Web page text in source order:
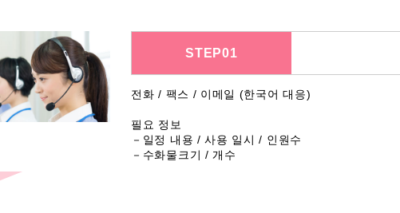
STEP01
전화 / 팩스 / 이메일 (한국어 대응)
필요 정보
－일정 내용 / 사용 일시 / 인원수
－수화물크기 / 개수